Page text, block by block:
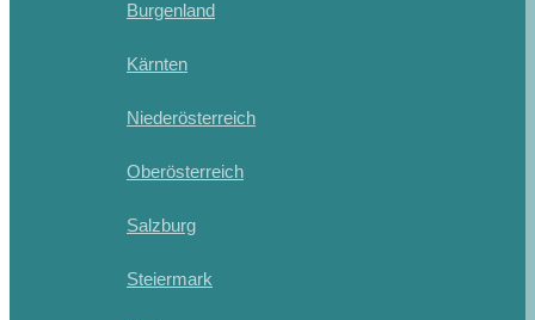
Burgenland
Kärnten
Niederösterreich
Oberösterreich
Salzburg
Steiermark